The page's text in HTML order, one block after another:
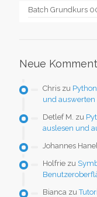
Batch Grundkurs
Neue
Chris zu
und auswerten
Detlef M. zu
auslesen und
Johannes Hanel
Holfrie zu
Bianca zu